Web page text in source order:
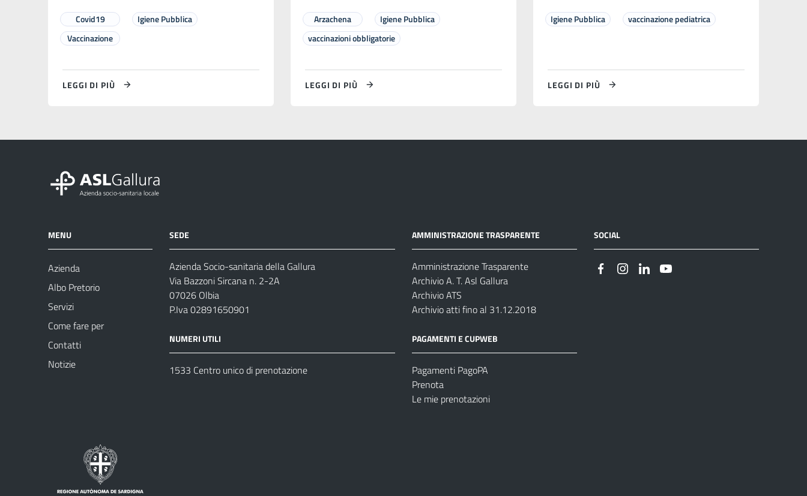
Covid19
Igiene Pubblica
Vaccinazione
LEGGI DI PIÙ
Arzachena
Igiene Pubblica
vaccinazioni obbligatorie
LEGGI DI PIÙ
Igiene Pubblica vaccinazione pediatrica
LEGGI DI PIÙ
MENU
Azienda
Albo Pretorio
Servizi
Come fare per
Contatti
Notizie
SEDE
Azienda Socio-sanitaria della Gallura
Via Bazzoni Sircana n. 2-2A
07026 Olbia
P.Iva 02891650901
NUMERI UTILI
1533 Centro unico di prenotazione
AMMINISTRAZIONE TRASPARENTE
Amministrazione Trasparente
Archivio A. T. Asl Gallura
Archivio ATS
Archivio atti fino al 31.12.2018
PAGAMENTI E CUPWEB
Pagamenti PagoPA
Prenota
Le mie prenotazioni
SOCIAL